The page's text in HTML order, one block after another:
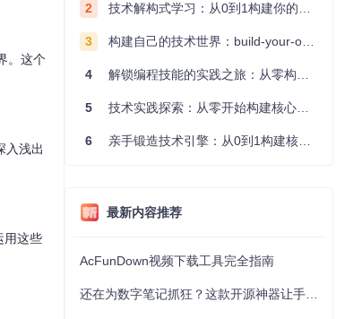
。这个
入浅出
用这些
2 技术解构式学习：从0到1构建你的编程知识体系
3 构建自己的技术世界：build-your-own-x项目的实践探索指南
4 解锁编程技能的实践之旅：从零构建你的技术世界
5 技术实践探索：从零开始构建核心系统的实践指南
6 亲手锻造技术引擎：从0到1构建核心系统的实践指南
最新内容推荐
AcFunDown视频下载工具完全指南